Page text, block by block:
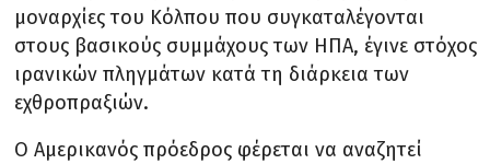
μοναρχίες του Κόλπου που συγκαταλέγονται
στους βασικούς συμμάχους των ΗΠΑ, έγινε στόχος
ιρανικών πληγμάτων κατά τη διάρκεια των
εχθροπραξιών.
Ο Αμερικανός πρόεδρος φέρεται να αναζητεί